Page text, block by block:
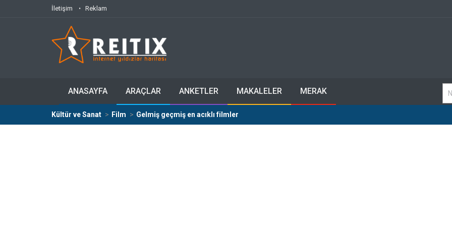
İletişim Reklam
ANASAYFA ARAÇLAR ANKETLER MAKALELER MERAK
Kültür ve Sanat Film Gelmiş geçmiş en acıklı filmler